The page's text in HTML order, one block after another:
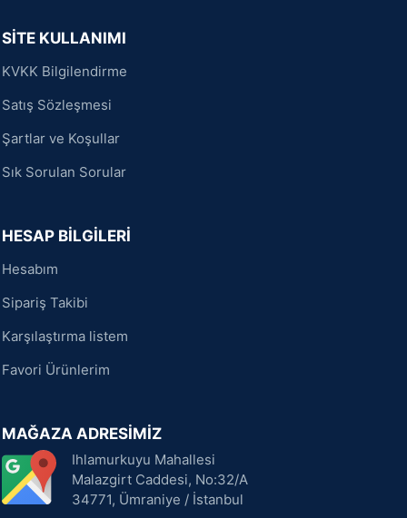
SİTE KULLANIMI
KVKK Bilgilendirme
Satış Sözleşmesi
Şartlar ve Koşullar
Sık Sorulan Sorular
HESAP BİLGİLERİ
Hesabım
Sipariş Takibi
Karşılaştırma listem
Favori Ürünlerim
MAĞAZA ADRESİMİZ
Ihlamurkuyu Mahallesi
Malazgirt Caddesi, No:32/A
34771, Ümraniye / İstanbul